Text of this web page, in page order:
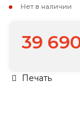
Нет в наличии
39
Печать